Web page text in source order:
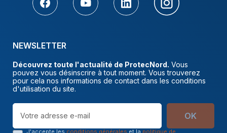
NEWSLETTER
Découvrez toute l'actualité de ProtecNord. Vous
pouvez vous désinscrire à tout moment. Vous trouverez
pour cela nos informations de contact dans les conditions
d'utilisation du site.
OK
J'accepte les conditions générales et la politique de